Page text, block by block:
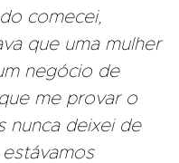
comecei,
que uma mulher
negócio de
me provar o
nunca deixei de